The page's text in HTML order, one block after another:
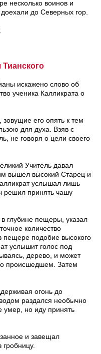
несколько воинов и
до Северных гор.
искажено слово об
ученика Калликрата о
его опять к тем
для духа. Взяв с
не говоря о цели своего
Учитель давал
вышел высокий Старец и
услышал лишь
решил принять чашу
глубине пещеры, указал
количество
пещере подобие высокого
услышит голос под
дерево, и может
о происшедшем. Затем
огонь до
раздался необычно
умер, но иду принять
и завещал
гробницу.